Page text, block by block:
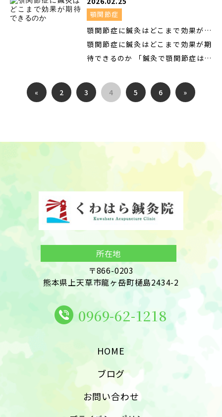
みが強い 神経へのダメージが大きく
なりやすい 回復に時間がかかる傾向
がある 後遺症が残る可能性がやや高
い そのため、 できる...
痛みが長期間続く状態を指します。
期間は、 数か月 長い場合は年単位
に及ぶこともあります。 なぜ痛みが
長引くのか？ 帯状疱疹後神経痛で
は、 ウイルスによる神経のダメージ
の乱れ などが重なっていると考えら
れています。 その結果、 実際の刺激
切鍼をしない「遠隔治療」**を行っ
ています。 帯状疱疹の急性期に最も
とが、回復と後遺症予防の鍵になり
急性期では、 神経の炎症 自律神経の
乱れ 強い緊張や不安 が重なり、痛み
が必要以上に増幅していることがあ
ります。 遠隔の鍼治療では、 神経の
興奮を落ち着かせ...
つらい」 このような症状で調べてい
る方は、帯状疱疹の可能性がありま
す。 帯状疱疹は、誰にでも起こりう
る病気ですが、 早期の対応がとても
とはどんな病気か 原因と症状 病院で
の治療の大切さ そのうえで、鍼灸が
水ぼうそうと同じウイルス （水痘・
帯状疱疹ウイルス）が原因で起こり
かったことがある方は、 ウイルスが
体の中（神経）に長年潜んだままに
なります。 そして、 加齢 強いストレ
けに、再び活動を始めることで 帯状
疱疹として発症します。 帯状疱疹の
主な症状 ① ピリピリ・ズキズキする
顎関節症
顎関節症に鍼灸はどこまで効果が期
待できるのか
顎関節症に鍼灸はどこまで効果が期
待できるのか 「鍼灸で顎関節症は本
でいる方から、よく聞かれるのがこ
の疑問です。 歯科では改善しなかっ
た経験があると、 「鍼灸で本当に変
わるのだろうか」と不安になるのは
のは、 鍼灸は“万能”ではないが、合
いう点です。 鍼灸が得意とする顎関
ストレスや緊張が強い 食いしばり・
歯ぎしりの自覚がある 首こり・肩こ
り・頭痛を伴う 朝に顎がこわばる 検
らに共通するのは、 筋肉の緊張や自
律神経の乱れが深く関わっていると
とは 顎関節症に対する鍼灸では、次
の動きが楽になる 筋肉の緊...
« 2 3 4 5 6 »
所在地
〒866-0203
熊本県上天草市龍ヶ岳町樋島2434-2
0969-62-1218
HOME
ブログ
お問い合わせ